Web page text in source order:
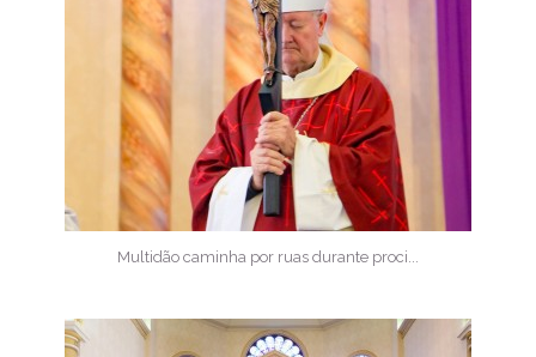
Multidão caminha por ruas durante proci...